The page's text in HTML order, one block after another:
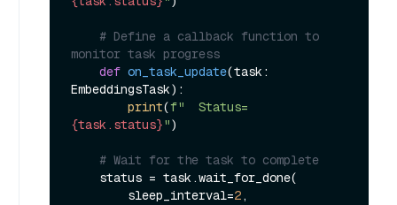
# Define a callback function to
monitor task progress
def on_task_update(task:
EmbeddingsTask):
print(f"  Status=
{task.status}")
# Wait for the task to complete
        sleep_interval=
2,